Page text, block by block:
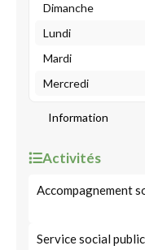
Dimanche
Lundi
Mardi
Mercredi
Information
Activités
Accompagnement
Service social public